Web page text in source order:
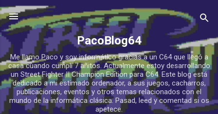
Ir al contenido principal
PacoBlog64
Me llamo Paco y soy informático gracias a un C64 que llegó a
casa cuando cumplí 7 añitos. Actualmente estoy desarrollando
un Street Fighter II Champion Edition para C64. Este blog está
dedicado a mi estimado ordenador, a sus juegos, cacharros,
publicaciones, eventos y otros temas relacionados con el
mundo de la informática clásica. Pasad, leed y comentad si os
apetece.